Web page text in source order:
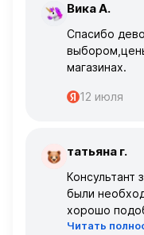
В Вика А.
Спасибо
магазинах.
12 июля
Т татьяна г.
Консультант
были
хорошо
главное, что
Читать